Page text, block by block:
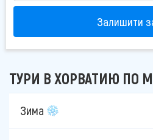
Залишити
ТУРИ В ХОРВАТИЮ ПО
Зима